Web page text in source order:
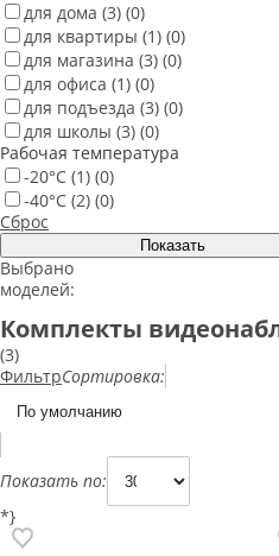
для дома (3) (0)
для квартиры (1) (0)
для магазина (3) (0)
для офиса (1) (0)
для подъезда (3) (0)
для школы (3) (0)
Рабочая температура
-20°С (1) (0)
-40°С (2) (0)
Сброс
Выбрано
моделей:
Комплекты
(3)
ФильтрСортировка:
Показать по:
*}